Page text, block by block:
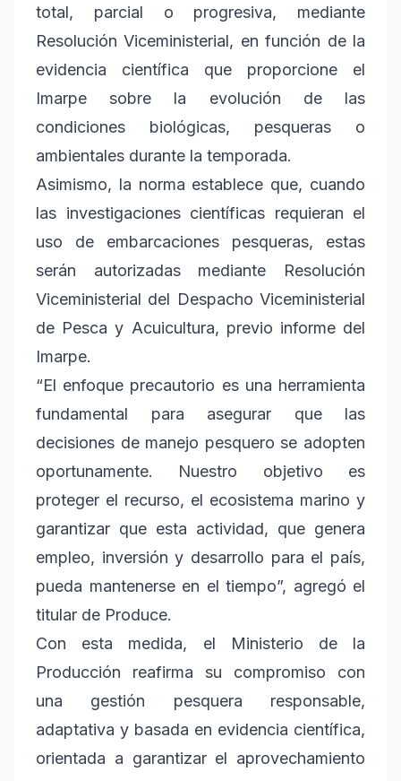
total, parcial o progresiva, mediante
Resolución Viceministerial, en función de la
evidencia científica que proporcione el
Imarpe sobre la evolución de las
condiciones biológicas, pesqueras o
ambientales durante la temporada.
Asimismo, la norma establece que, cuando
las investigaciones científicas requieran el
uso de embarcaciones pesqueras, estas
serán autorizadas mediante Resolución
Viceministerial del Despacho Viceministerial
de Pesca y Acuicultura, previo informe del
Imarpe.
“El enfoque precautorio es una herramienta
fundamental para asegurar que las
decisiones de manejo pesquero se adopten
oportunamente. Nuestro objetivo es
proteger el recurso, el ecosistema marino y
garantizar que esta actividad, que genera
empleo, inversión y desarrollo para el país,
pueda mantenerse en el tiempo”, agregó el
titular de Produce.
Con esta medida, el Ministerio de la
Producción reafirma su compromiso con
una gestión pesquera responsable,
adaptativa y basada en evidencia científica,
orientada a garantizar el aprovechamiento